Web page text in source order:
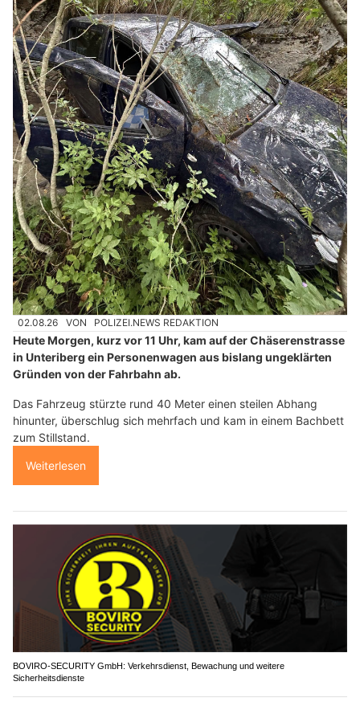
02.08.26 VON POLIZEI.NEWS REDAKTION
Heute Morgen, kurz vor 11 Uhr, kam auf der Chäserenstrasse
in Unteriberg ein Personenwagen aus bislang ungeklärten
Gründen von der Fahrbahn ab.
Das Fahrzeug stürzte rund 40 Meter einen steilen Abhang
hinunter, überschlug sich mehrfach und kam in einem Bachbett
zum Stillstand.
Weiterlesen
BOVIRO-SECURITY GmbH: Verkehrsdienst, Bewachung und weitere
Sicherheitsdienste